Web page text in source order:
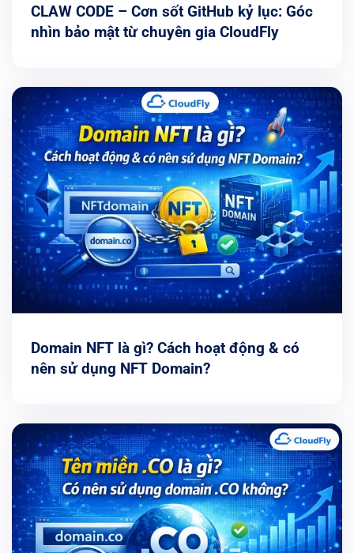
CLAW CODE – Cơn sốt GitHub kỷ lục: Góc
nhìn bảo mật từ chuyên gia CloudFly
Domain NFT là gì? Cách hoạt động & có
nên sử dụng NFT Domain?